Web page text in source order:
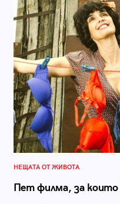
НЕЩАТА ОТ ЖИВОТА
Пет филма, за които